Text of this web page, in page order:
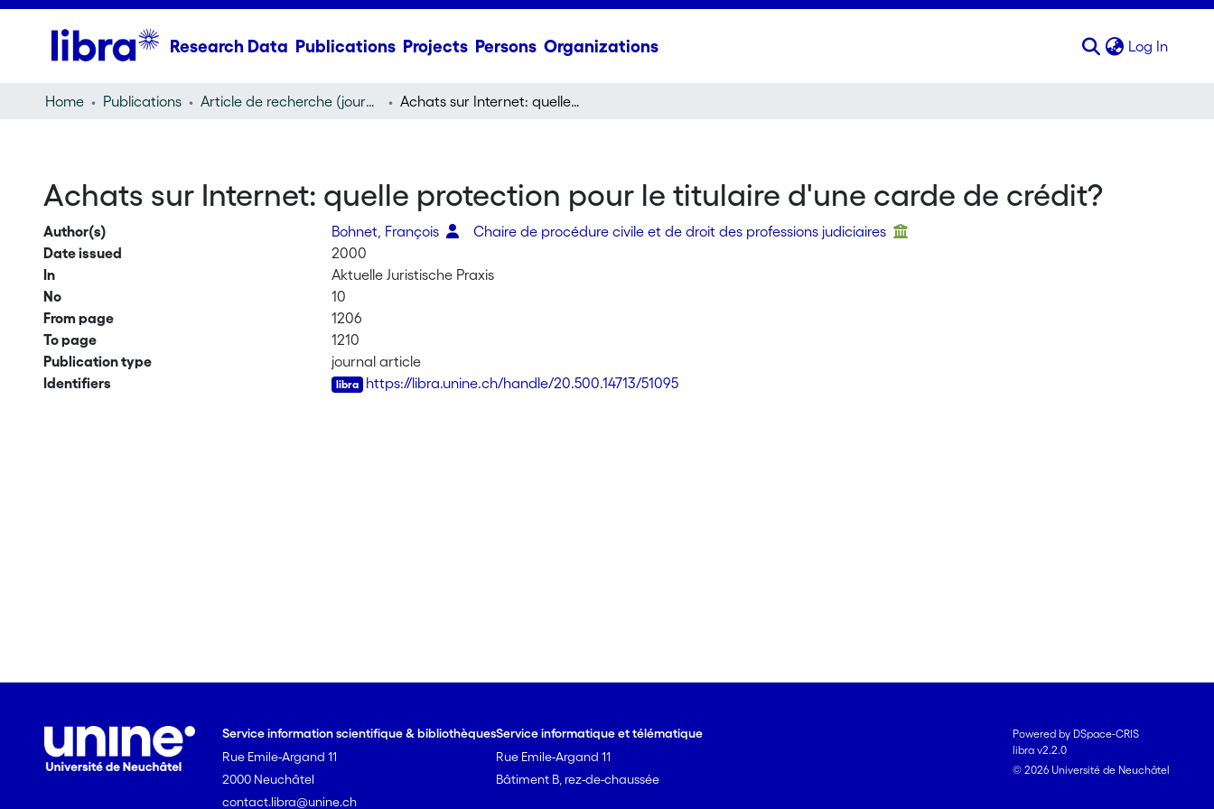
Research Data Publications Projects Persons Organizations Log In
Home Publications Article de recherche (journal article) Achats sur Internet: quelle protection pour le titulaire d'une carde de crédit?
Achats sur Internet: quelle protection pour le titulaire d'une carde de crédit?
Author(s) Bohnet, François
Chaire de procédure civile et de droit des professions judiciaires
Date issued
2000
In
Aktuelle Juristische Praxis
No
10
From page
1206
To page
1210
Publication type
journal article
Identifiers
https://libra.unine.ch/handle/20.500.14713/51095
Service information scientifique & bibliothèques
Rue Emile-Argand 11
2000 Neuchâtel
contact.libra@unine.ch
Service informatique et télématique
Rue Emile-Argand 11
Bâtiment B, rez-de-chaussée
Powered by DSpace-CRIS
libra v2.2.0
© 2026 Université de Neuchâtel